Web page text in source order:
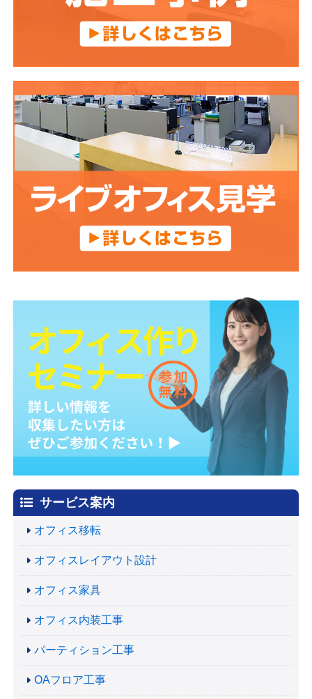
サービス案内
オフィス移転
オフィスレイアウト設計
オフィス家具
オフィス内装工事
パーティション工事
OAフロア工事